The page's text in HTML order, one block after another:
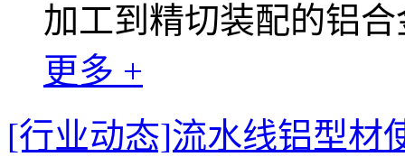
加工到精切装配的铝
更多 +
[行业动态]流水线铝型材